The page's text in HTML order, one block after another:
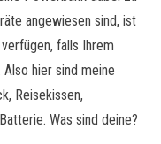
angewiesen sind, ist
falls Ihrem
hier sind meine
Reisekissen,
Was sind deine?